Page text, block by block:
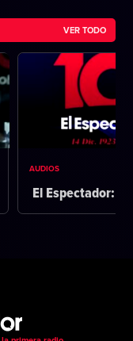
VER TODO
AUDIOS
El Espectador: